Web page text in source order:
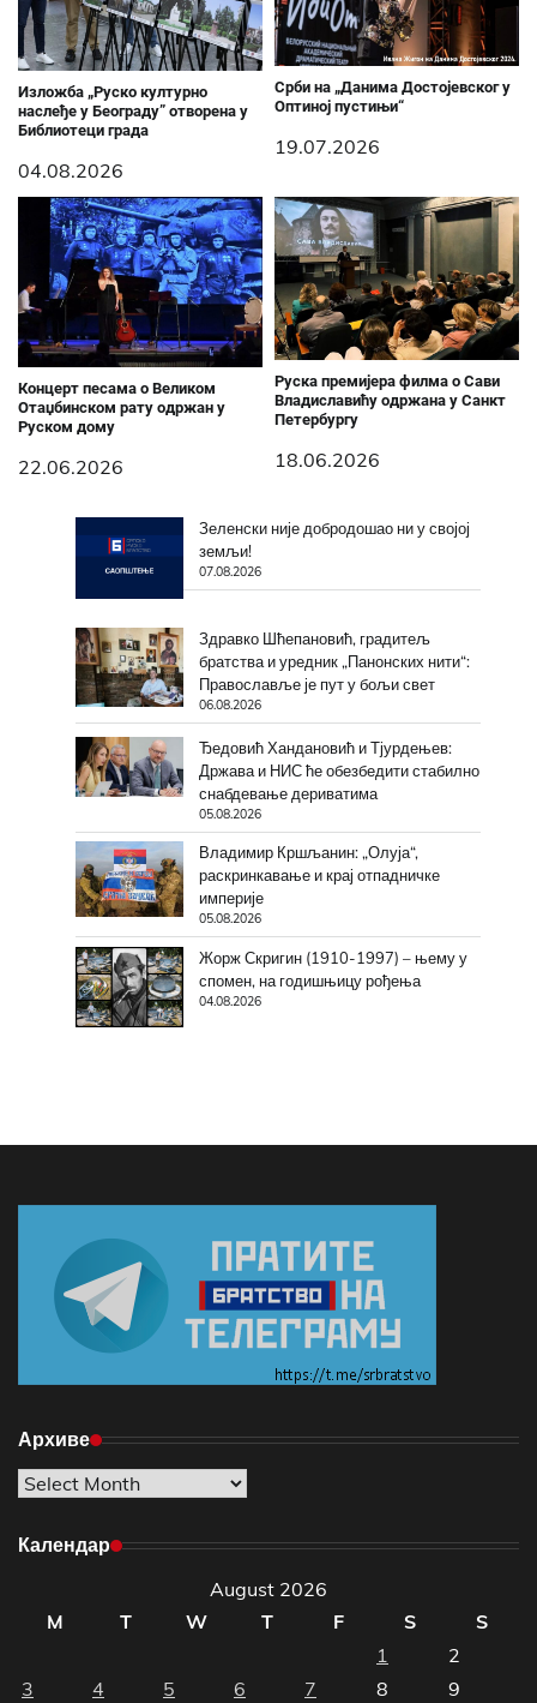
Изложба „Руско културно
наслеђе у Београду” отворена у
Библиотеци града
04.08.2026
Срби на „Данима Достојевског у
Оптиној пустињи“
19.07.2026
Концерт песама о Великом
Отаџбинском рату одржан у
Руском дому
22.06.2026
Руска премијера филма о Сави
Владиславићу одржана у Санкт
Петербургу
18.06.2026
Зеленски није добродошао ни у својој
земљи!
07.08.2026
Здравко Шћепановић, градитељ
братства и уредник „Панонских нити“:
Православље је пут у бољи свет
06.08.2026
Ђедовић Хандановић и Тјурдењев:
Држава и НИС ће обезбедити стабилно
снабдевање дериватима
05.08.2026
Владимир Кршљанин: „Олуја“,
раскринкавање и крај отпадничке
империје
05.08.2026
Жорж Скригин (1910-1997) – њему у
спомен, на годишњицу рођења
04.08.2026
Архиве
Архиве
Календар
August 2026
M
T W T F S
S
1
2
3
4 5 6 7 8
9